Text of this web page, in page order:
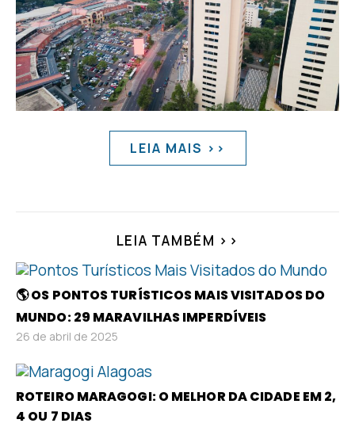
LEIA MAIS >>
LEIA TAMBÉM >>
🌎 OS PONTOS TURÍSTICOS MAIS VISITADOS DO
MUNDO: 29 MARAVILHAS IMPERDÍVEIS
26 de abril de 2025
ROTEIRO MARAGOGI: O MELHOR DA CIDADE EM 2,
4 OU 7 DIAS